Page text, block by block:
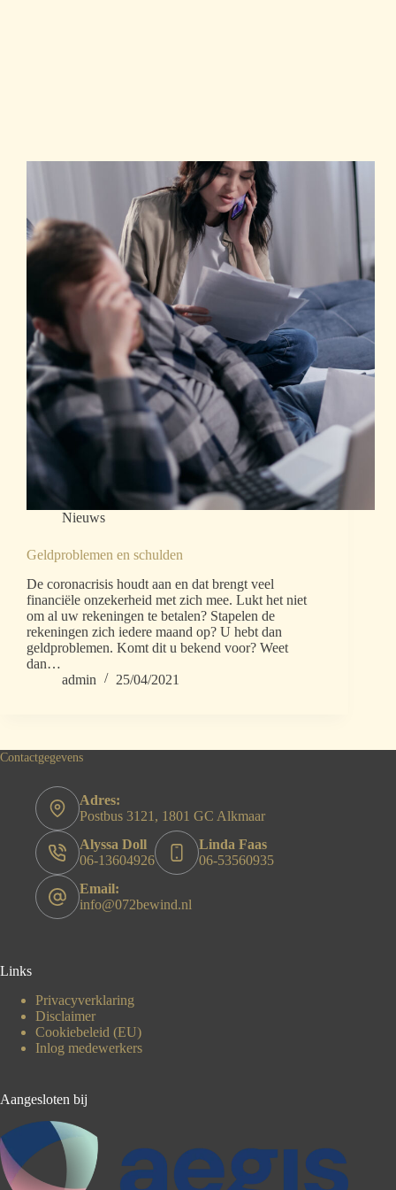
Nieuws
Geldproblemen en schulden
De coronacrisis houdt aan en dat brengt veel
financiële onzekerheid met zich mee. Lukt het niet
om al uw rekeningen te betalen? Stapelen de
rekeningen zich iedere maand op? U hebt dan
geldproblemen. Komt dit u bekend voor? Weet
dan…
admin
25/04/2021
Contactgegevens
Adres:
Postbus 3121, 1801 GC Alkmaar
Alyssa Doll
06-13604926
Linda Faas
06-53560935
Email:
info@072bewind.nl
Links
Privacyverklaring
Disclaimer
Cookiebeleid (EU)
Inlog medewerkers
Aangesloten bij